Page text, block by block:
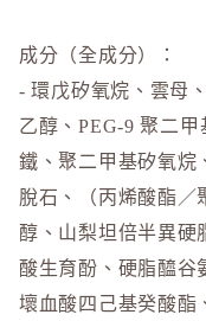
成分（全成分）：
- 環戊矽氧烷、雲母
乙醇、PEG-9 聚二
鐵、聚二甲基矽氧烷
脫石、（丙烯酸酯／
醇、山梨坦倍半異硬
酸生育酚、硬脂醯谷
壞血酸四己基癸酸酯